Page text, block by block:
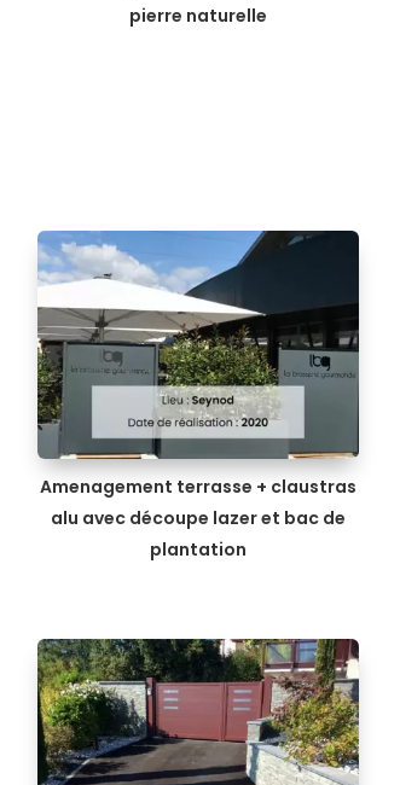
pierre naturelle
Amenagement terrasse + claustras
alu avec découpe lazer et bac de
plantation